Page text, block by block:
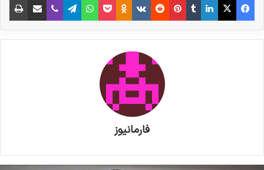
اعتمادی به نهادها و انجمن ها و کنوانسیون های
بین المللی نداریم و وقت خودمان را صرف خاله بازی
های بین المللی و نامه زدن به صلیب سرخ، سازمان
جهانی بهداشت نمی کنیم و وقت مان را تلف نمی
کنیم چون آنها عروسک های خیمه شب بازی هایی
در دست صهیونیست ها هستند. آنها مایه ننگ
فارمانیوز